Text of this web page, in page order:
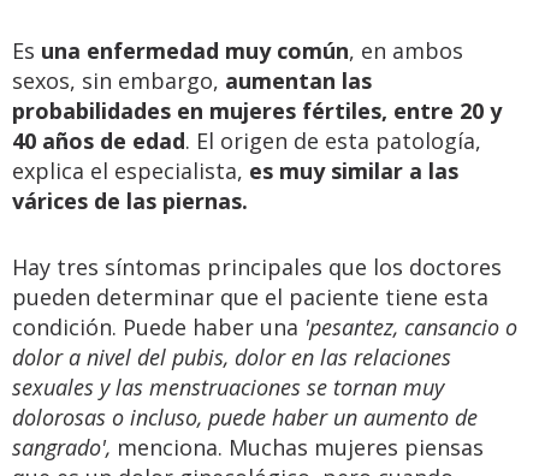
Es una enfermedad muy común, en ambos
sexos, sin embargo, aumentan las
probabilidades en mujeres fértiles, entre 20 y
40 años de edad. El origen de esta patología,
explica el especialista, es muy similar a las
várices de las piernas.
Hay tres síntomas principales que los doctores
pueden determinar que el paciente tiene esta
condición. Puede haber una 'pesantez, cansancio o
dolor a nivel del pubis, dolor en las relaciones
sexuales y las menstruaciones se tornan muy
dolorosas o incluso, puede haber un aumento de
sangrado', menciona. Muchas mujeres piensas